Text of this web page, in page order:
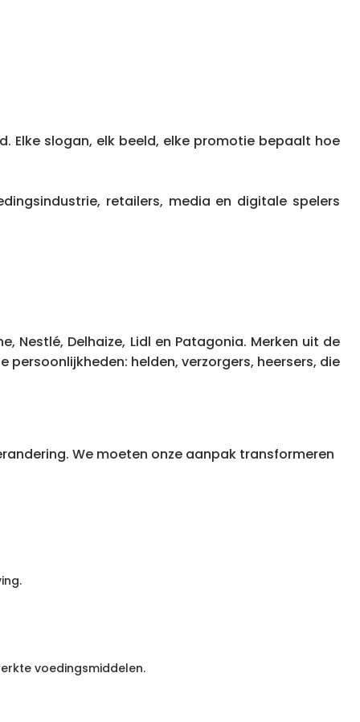
Elke slogan, elk beeld, elke promotie bepaalt hoe
retailers, media en digitale spelers
Nestlé, Delhaize, Lidl en Patagonia. Merken uit de
helden, verzorgers, heersers, die
We moeten onze aanpak transformeren
voedingsmiddelen.